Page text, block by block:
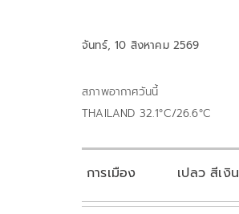
จันทร์, 10 สิงหาคม 2569
สภาพอากาศวันนี้
THAILAND 32.1°C/26.6°C
การเมือง เปลว สีเงิน